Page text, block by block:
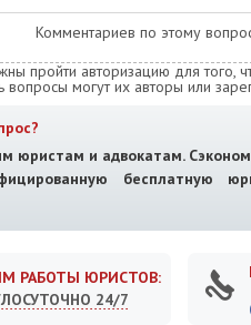
Комментариев по этому
пройти авторизацию для того,
вопросы могут их авторы или
юристам и адвокатам.
бесплатную
РАБОТЫ ЮРИСТОВ:
24/7